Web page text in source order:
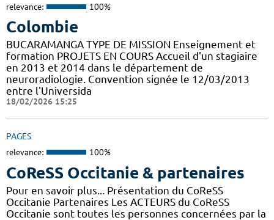
relevance: 100%
Colombie
BUCARAMANGA TYPE DE MISSION Enseignement et
formation PROJETS EN COURS Accueil d'un stagiaire
en 2013 et 2014 dans le département de
neuroradiologie. Convention signée le 12/03/2013
entre l'Universida
18/02/2026 15:25
PAGES
relevance: 100%
CoReSS Occitanie & partenaires
Pour en savoir plus... Présentation du CoReSS
Occitanie Partenaires Les ACTEURS du CoReSS
Occitanie sont toutes les personnes concernées par la